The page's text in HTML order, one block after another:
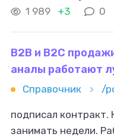
количество
1 989 +3 0
B2B и B2C
аналы работают
Справочник
подписал
занимать недели.